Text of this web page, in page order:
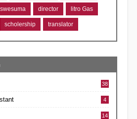
director litro Gas
scholership translator
38
4
14